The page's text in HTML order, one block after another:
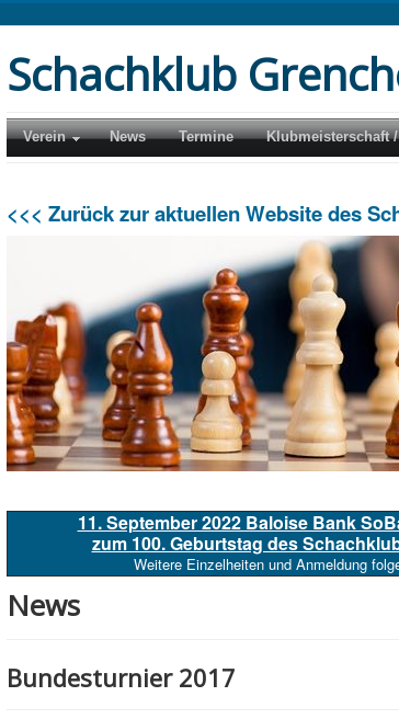
Schachklub
Verein News Termine Klubmeisterschaft
<<< Zurück zur aktuellen Website des
11. September 2022 Baloise Bank
zum 100. Geburtstag des
Weitere Einzelheiten und Anmeldung
News
Bundesturnier 2017